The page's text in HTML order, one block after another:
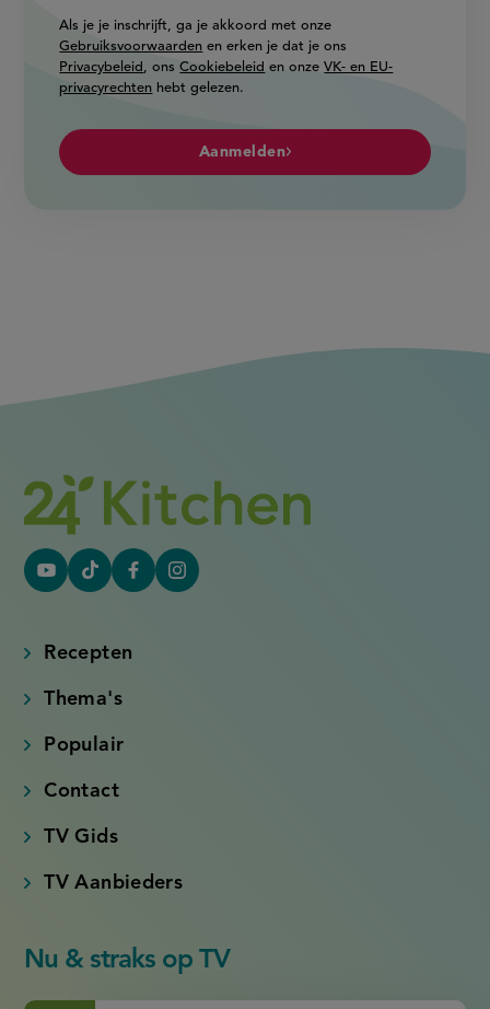
Als je je inschrijft, ga je akkoord met onze
Gebruiksvoorwaarden en erken je dat je ons
Privacybeleid , onsCookiebeleid en onzeVK- en EU-
privacyrechten hebt gelezen.
Aanmelden
YouTube
link)
Tiktok
link)
FacebookInstagram
Recepten
Thema's
Populair
Contact
TV Gids
TV Aanbieders
Nu & straks op TV